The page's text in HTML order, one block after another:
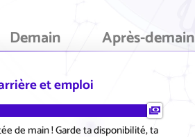
Demain Après-demain
et emploi
de main ! Garde ta disponibilité, ta